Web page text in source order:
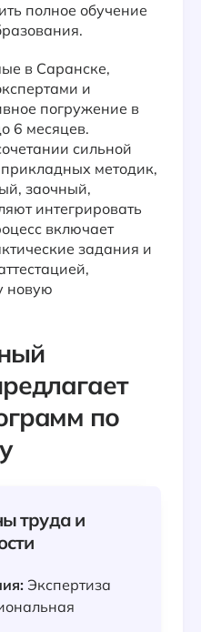
полное обучение
в Саранске,
и
погружение в
6 месяцев.
сильной
методик,
заочный,
интегрировать
включает
задания и
новую
по
труда и
Экспертиза